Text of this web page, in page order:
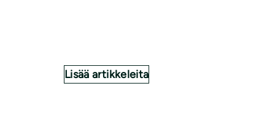
Lisää artikkeleita